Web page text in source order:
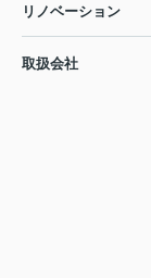
リノベーション
取扱会社